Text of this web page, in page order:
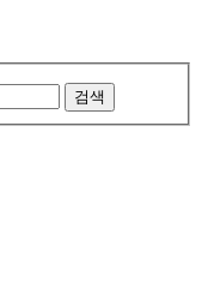
검색